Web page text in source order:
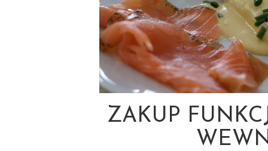
ZAKUP